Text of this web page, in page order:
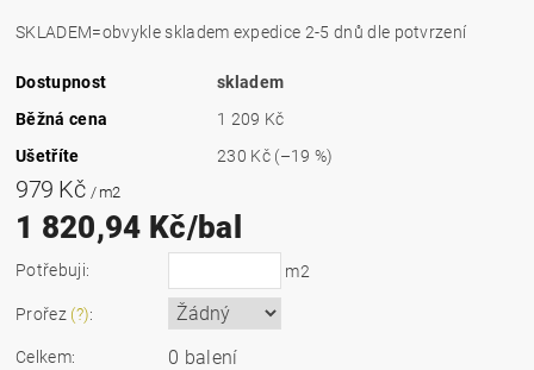
SKLADEM=obvykle skladem expedice 2-5 dnů dle potvrzení
Dostupnost
skladem
Běžná cena
1 209 Kč
Ušetříte
230 Kč (–19 %)
979 Kč / m2
1 820,94 Kč/bal
Potřebuji: m2
Prořez (?):
Celkem: 0 balení